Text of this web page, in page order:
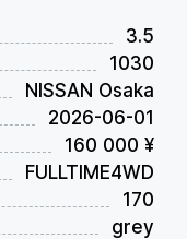
3.5
1030
NISSAN Osaka
2026-06-01
160 000 ¥
FULLTIME4WD
170
grey